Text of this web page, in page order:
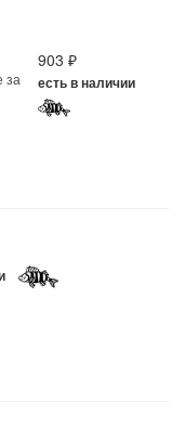
за
903 ₽
есть в наличии